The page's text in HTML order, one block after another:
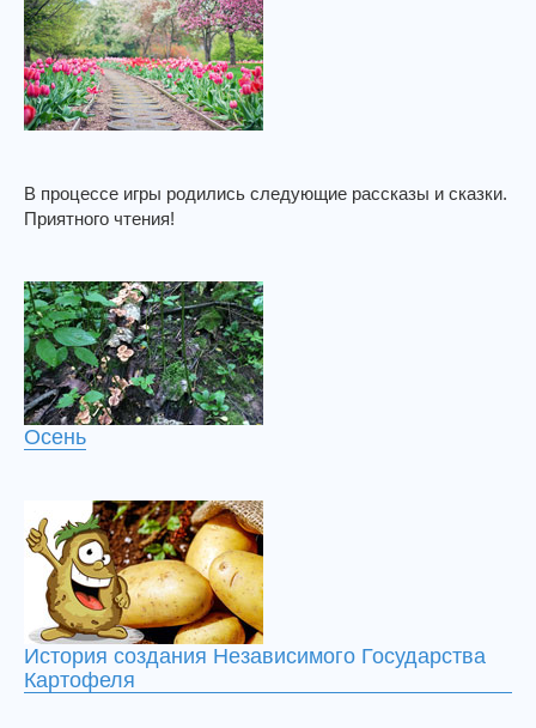
В процессе игры родились следующие рассказы и сказки.
Приятного чтения!
Осень
История создания Независимого Государства
Картофеля